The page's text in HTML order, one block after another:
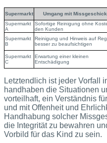
Supermarkt Umgang mit
Supermarkt
A
Sofortige Reinigung ohne
den Kunden
Supermarkt
B
Reinigung und Hinweis auf
besser zu beaufsichtigen
Supermarkt
C
Erwartung einer kleinen
Entschädigung
Letztendlich ist jeder Vorfall
handhaben die Situationen
vorteilhaft, ein Verständnis
und mit Offenheit und
Handhabung solcher
die Integrität zu bewahren
Vorbild für das Kind zu sein.